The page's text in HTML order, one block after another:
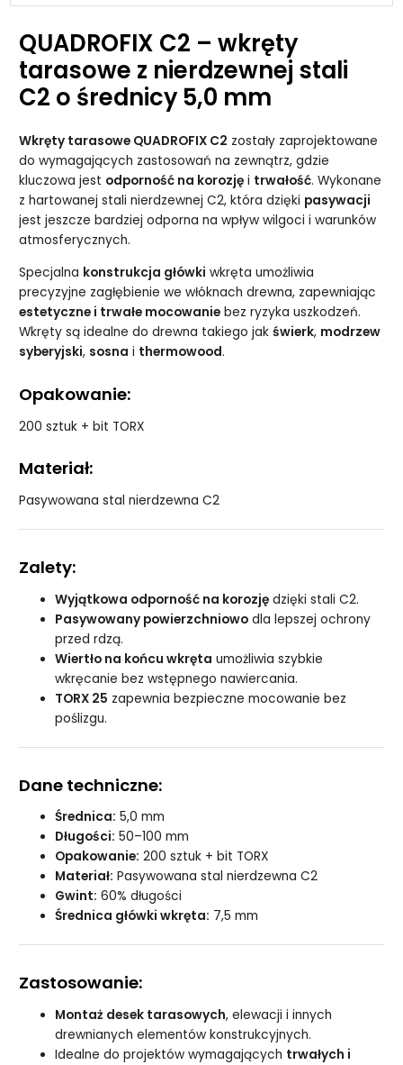
QUADROFIX C2 – wkręty
tarasowe z nierdzewnej stali
C2 o średnicy 5,0 mm
Wkręty tarasowe QUADROFIX C2 zostały zaprojektowane
do wymagających zastosowań na zewnątrz, gdzie
kluczowa jest odporność na korozję i trwałość. Wykonane
z hartowanej stali nierdzewnej C2, która dzięki pasywacji
jest jeszcze bardziej odporna na wpływ wilgoci i warunków
atmosferycznych.
Specjalna konstrukcja główki wkręta umożliwia
precyzyjne zagłębienie we włóknach drewna, zapewniając
estetyczne i trwałe mocowanie bez ryzyka uszkodzeń.
Wkręty są idealne do drewna takiego jakświerk, modrzew
syberyjski, sosna i thermowood.
Opakowanie:
200 sztuk + bit TORX
Materiał:
Pasywowana stal nierdzewna C2
Zalety:
Wyjątkowa odporność na korozję dzięki stali C2.
Pasywowany powierzchniowo dla lepszej ochrony
przed rdzą.
Wiertło na końcu wkręta umożliwia szybkie
wkręcanie bez wstępnego nawiercania.
TORX 25 zapewnia bezpieczne mocowanie bez
poślizgu.
Dane techniczne:
Średnica: 5,0 mm
Długości: 50–100 mm
Opakowanie: 200 sztuk + bit TORX
Materiał: Pasywowana stal nierdzewna C2
Gwint: 60% długości
Średnica główki wkręta: 7,5 mm
Zastosowanie:
Montaż desek tarasowych, elewacji i innych
drewnianych elementów konstrukcyjnych.
Idealne do projektów wymagających trwałych i